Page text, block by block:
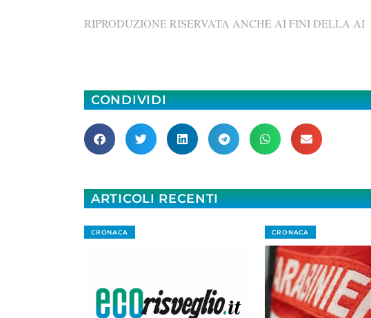
RIPRODUZIONE RISERVATA ANCHE AI FINI DELLA AI
CONDIVIDI
ARTICOLI RECENTI
CRONACA CRONACA